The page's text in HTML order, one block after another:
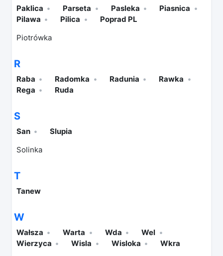
Paklica Parseta Pasleka
Piasnica
Pilawa
Pilica
Poprad PL
Piotrówka
R
Raba Radomka Radunia
Rawka
Rega
Ruda
S
San
Slupia
Solinka
T
Tanew
W
Wałsza Warta Wda
Wel
Wierzyca
Wisla Wisloka
Wkra